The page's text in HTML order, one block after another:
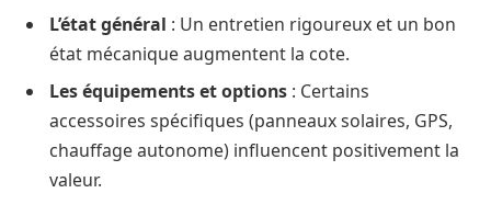
L’état général : Un entretien rigoureux et un bon
état mécanique augmentent la cote.
Les équipements et options : Certains
accessoires spécifiques (panneaux solaires, GPS,
chauffage autonome) influencent positivement la
valeur.